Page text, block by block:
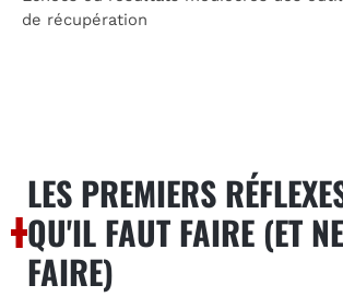
de récupération
LES PREMIERS
QU'IL FAUT FAIRE (ET
FAIRE)